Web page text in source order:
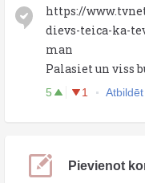
https://
dievs-teica-ka-
man
Palasiet un viss
5 1 Atbildēt
Pievienot